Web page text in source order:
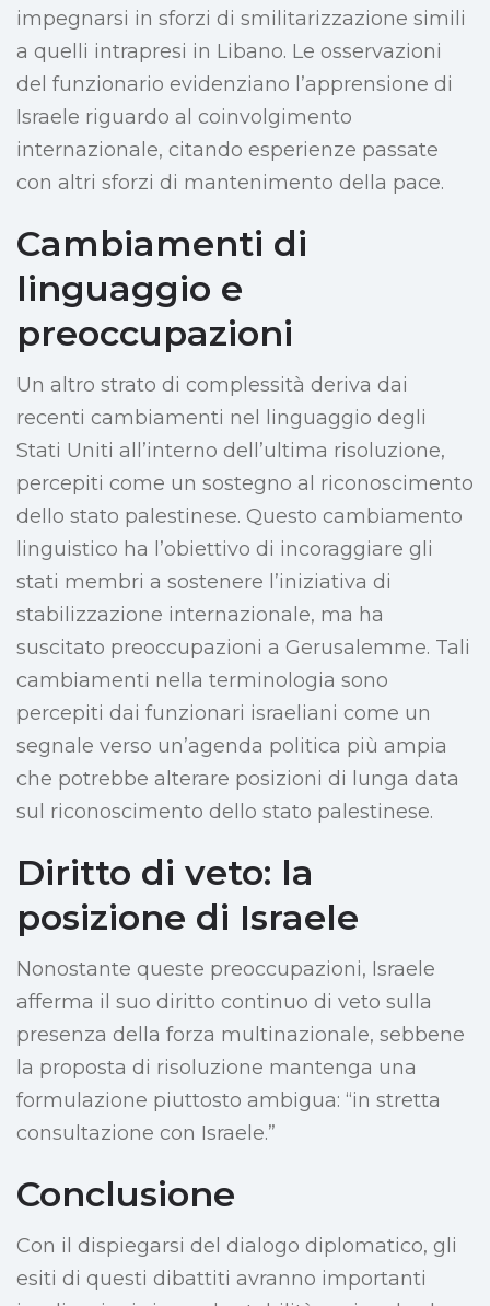
impegnarsi in sforzi di smilitarizzazione simili
a quelli intrapresi in Libano. Le osservazioni
del funzionario evidenziano l’apprensione di
Israele riguardo al coinvolgimento
internazionale, citando esperienze passate
con altri sforzi di mantenimento della pace.
Cambiamenti di
linguaggio e
preoccupazioni
Un altro strato di complessità deriva dai
recenti cambiamenti nel linguaggio degli
Stati Uniti all’interno dell’ultima risoluzione,
percepiti come un sostegno al riconoscimento
dello stato palestinese. Questo cambiamento
linguistico ha l’obiettivo di incoraggiare gli
stati membri a sostenere l’iniziativa di
stabilizzazione internazionale, ma ha
suscitato preoccupazioni a Gerusalemme. Tali
cambiamenti nella terminologia sono
percepiti dai funzionari israeliani come un
segnale verso un’agenda politica più ampia
che potrebbe alterare posizioni di lunga data
sul riconoscimento dello stato palestinese.
Diritto di veto: la
posizione di Israele
Nonostante queste preoccupazioni, Israele
afferma il suo diritto continuo di veto sulla
presenza della forza multinazionale, sebbene
la proposta di risoluzione mantenga una
formulazione piuttosto ambigua: “in stretta
consultazione con Israele.”
Conclusione
Con il dispiegarsi del dialogo diplomatico, gli
esiti di questi dibattiti avranno importanti